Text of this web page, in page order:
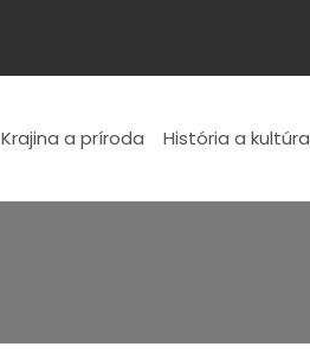
Krajina a príroda História a kultúra